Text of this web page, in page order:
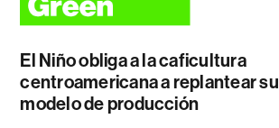
El Niño obliga a la caficultura
centroamericana a replantear su
modelo de producción